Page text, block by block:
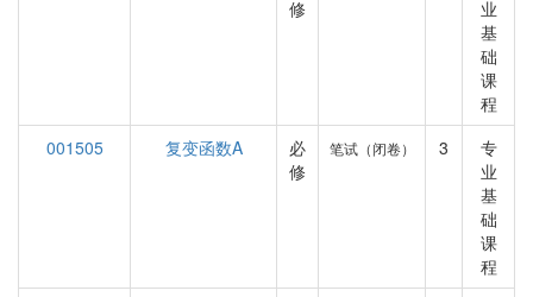
修
业
基
础
课
程
001505
复变函数A
必
修
笔试（闭卷） 3
专
业
基
础
课
程